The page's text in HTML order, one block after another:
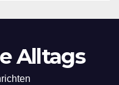
Alltags